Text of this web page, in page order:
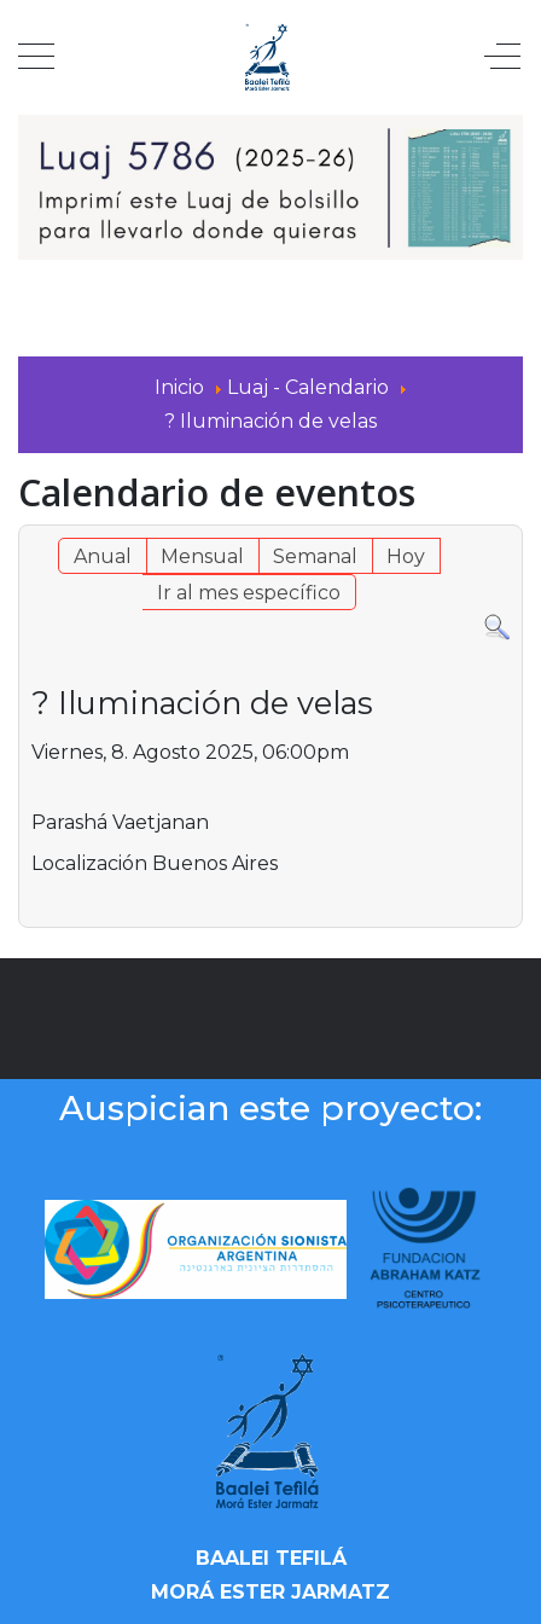
Inicio
Luaj - Calendario
?️ Iluminación de velas
Calendario de eventos
Anual Mensual Semanal
Hoy
Ir al mes específico
?️ Iluminación de velas
Viernes, 8. Agosto 2025, 06:00pm
Parashá Vaetjanan
Localización Buenos Aires
Auspician este proyecto:
BAALEI TEFILÁ
MORÁ ESTER JARMATZ